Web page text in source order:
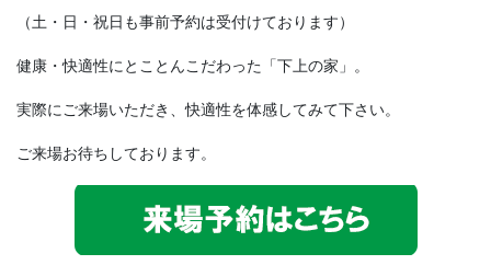
（土・日・祝日も事前予約は受付けております）
健康・快適性にとことんこだわった「下上の家」。
実際にご来場いただき、快適性を体感してみて下さい。
ご来場お待ちしております。